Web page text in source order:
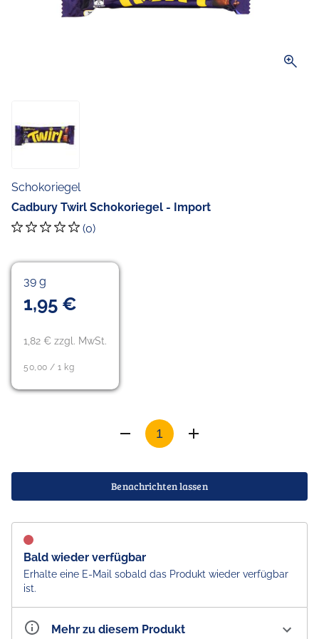
zoom_in
Schokoriegel
Cadbury Twirl Schokoriegel - Import
(0)
39 g
1,95 €
1,82 € zzgl. MwSt.
50,00 / 1 kg
Benachrichten lassen
Bald wieder verfügbar
Erhalte eine E-Mail sobald das Produkt wieder verfügbar
ist.
Mehr zu diesem Produkt